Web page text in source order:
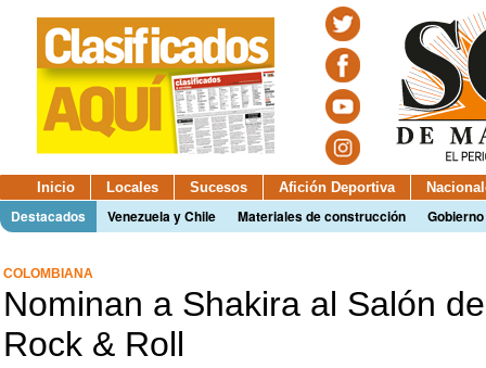
Inicio Locales Sucesos Afición Deportiva
Destacados Venezuela y Chile Materiales de construcción
COLOMBIANA
Nominan a Shakira al Salón
Rock & Roll